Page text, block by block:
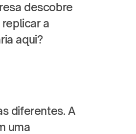
descobre
a
aqui?
diferentes. A
uma